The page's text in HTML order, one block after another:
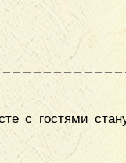
с гостями